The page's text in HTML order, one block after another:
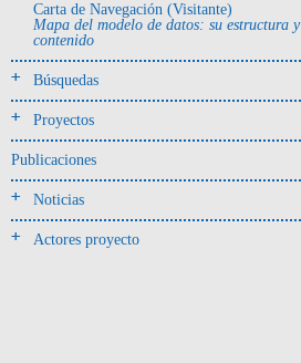
~Ayuda ODA(1)
Carta de Navegación (Visitante)
Mapa del modelo de datos: su estructura y
contenido
Búsquedas
Proyectos
Publicaciones
Noticias
Actores proyecto